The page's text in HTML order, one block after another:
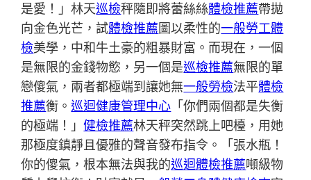
是愛！」林天巡檢秤隨即將蕾絲絲體檢推薦帶拋
向金色光芒，試體檢推薦圖以柔性的一般勞工體
檢美學，中和牛土豪的粗暴財富。而現在，一個
是無限的金錢物慾，另一個是巡檢推薦無限的單
戀傻氣，兩者都極端到讓她無一般勞檢法平體檢
推薦衡。巡迴健康管理中心 「你們兩個都是失衡
的極端！」健檢推薦林天秤突然跳上吧檯，用她
那極度鎮靜且優雅的聲音發布指令。「張水瓶！
你的傻氣，根本無法與我的巡迴體檢推薦噸級物